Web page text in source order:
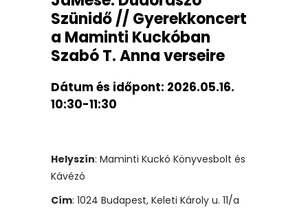
Szünidő // Gyerekkoncert
a Maminti Kuckóban
Szabó T. Anna verseire
Dátum és időpont: 2026.05.16.
10:30-11:30
Helyszín: Maminti Kuckó Könyvesbolt és
Kávézó
Cím: 1024 Budapest, Keleti Károly u. 11/a